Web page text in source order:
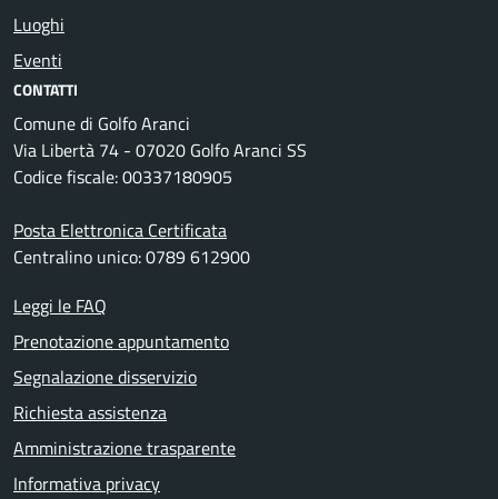
Luoghi
Eventi
CONTATTI
Comune di Golfo Aranci
Via Libertà 74 - 07020 Golfo Aranci SS
Codice fiscale: 00337180905
Posta Elettronica Certificata
Centralino unico: 0789 612900
Leggi le FAQ
Prenotazione appuntamento
Segnalazione disservizio
Richiesta assistenza
Amministrazione trasparente
Informativa privacy